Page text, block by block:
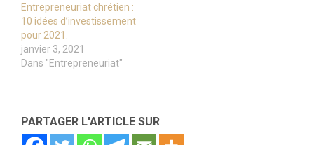
Entrepreneuriat chrétien :
10 idées d’investissement
pour 2021.
janvier 3, 2021
Dans "Entrepreneuriat"
PARTAGER L'ARTICLE SUR